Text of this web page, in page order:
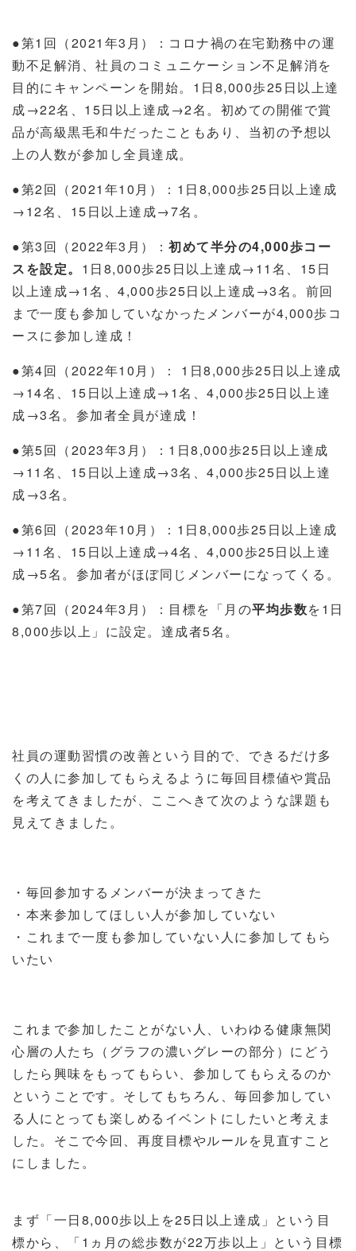
●第1 回（2021 年3 月）：コロナ禍の在宅勤務中の運
動不足解消、社員のコミュニケーション不足解消を
目的にキャンペーンを開始。 1 日8,000歩25日以上達
成→22名、 15日以上達成→2名。初めての開催で賞
品が高級黒毛和牛だったこともあり、当初の予想以
上の人数が参加し全員達成。
●第2回（2021 年10月）： 1 日8,000歩25日以上達成
→12名、 15日以上達成→7名。
●第3回（2022年3 月）： 初めて半分の4,000歩コー
スを設定。 1 日8,000歩25日以上達成→11 名、 15日
以上達成→1名、 4,000歩25日以上達成→3名。前回
まで一度も参加していなかったメンバーが4,000歩コ
ースに参加し達成！
●第4回（2022年10月）： 1 日8,000歩25日以上達成
→14名、 15日以上達成→1名、 4,000歩25日以上達
成→3名。参加者全員が達成！
●第5回（2023年3 月）： 1 日8,000歩25日以上達成
→11 名、 15日以上達成→3名、 4,000歩25日以上達
成→3名。
●第6回（2023年10月）： 1 日8,000歩25日以上達成
→11 名、 15日以上達成→4名、 4,000歩25日以上達
成→5名。参加者がほぼ同じメンバーになってくる。
●第7回（2024年3 月）：目標を「月の平均歩数を1 日
8,000歩以上」に設定。達成者5名。
社員の運動習慣の改善という目的で、できるだけ多
くの人に参加してもらえるように毎回目標値や賞品
を考えてきましたが、ここへきて次のような課題も
見えてきました。
・毎回参加するメンバーが決まってきた
・本来参加してほしい人が参加していない
・これまで一度も参加していない人に参加してもら
いたい
これまで参加したことがない人、いわゆる健康無関
心層の人たち（グラフの濃いグレーの部分）にどう
したら興味をもってもらい、参加してもらえるのか
ということです。そしてもちろん、毎回参加してい
る人にとっても楽しめるイベントにしたいと考えま
した。そこで今回、再度目標やルールを見直すこと
にしました。
まず「一日8,000歩以上を25日以上達成」という目
標から、「1 ヵ月の総歩数が22万歩以上」という目標